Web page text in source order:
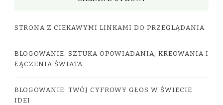
STRONA Z CIEKAWYMI LINKAMI DO PRZEGLĄDANIA
BLOGOWANIE: SZTUKA OPOWIADANIA, KREOWANIA I
ŁĄCZENIA ŚWIATA
BLOGOWANIE: TWÓJ CYFROWY GŁOS W ŚWIECIE
IDEI